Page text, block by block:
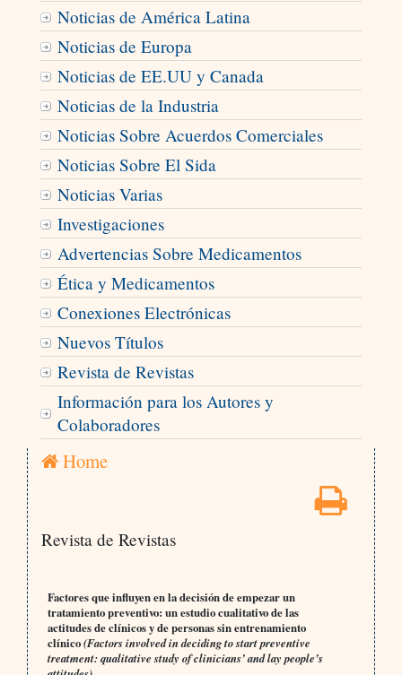
Noticias de América Latina
Noticias de Europa
Noticias de EE.UU y Canada
Noticias de la Industria
Noticias Sobre Acuerdos Comerciales
Noticias Sobre El Sida
Noticias Varias
Investigaciones
Advertencias Sobre Medicamentos
Ética y Medicamentos
Conexiones Electrónicas
Nuevos Títulos
Revista de Revistas
Información para los Autores y
Colaboradores
Home
Revista de Revistas
Factores que influyen en la decisión de empezar un
tratamiento preventivo: un estudio cualitativo de las
actitudes de clínicos y de personas sin entrenamiento
clínico(Factors involved in deciding to start preventive
treatment: qualitative study of clinicians’ and lay people’s